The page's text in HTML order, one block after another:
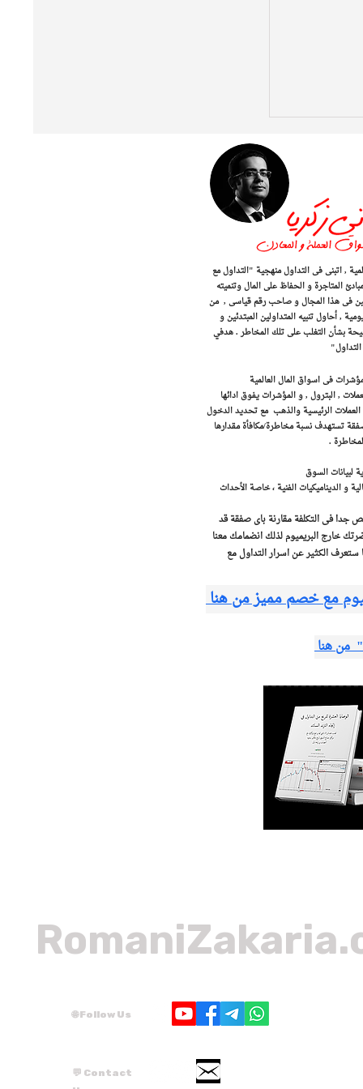
الذهب و المال العالمية , اتبنى فى التداول منهجية "التداول مع
المتاجرة و الحفاظ على المال وتنميته
المحترفين فى هذا المجال و صاحب رقم قياسى , من
, أحاول تنبيه المتداولين المبتدئين و
بشأن التغلب على تلك المخاطر . هدفي
فى اسواق المال العالمية
, البترول , و المؤشرات يفوق ادائها
العملات الرئيسية والذهب مع تحديد الدخول
التوصيات أرباح بين 250 و 500 نقطة . كل صفقة تستهدف نسبة مخاطرة/مكافأة مقدارها
لبيانات السوق
و الديناميكيات الفنية ، خاصة الأحداث
جدا فى التكلفة مقارنة باى صفقة قد
خارج البريميوم لذلك انضمامك معنا
الكثير عن اسرار التداول مع
مع خصم مميز من هنا
" من هنا
🌐 Follow Us
💬 Contact